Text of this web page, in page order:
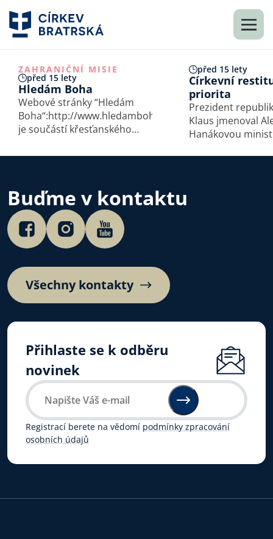
ZAHRANIČNÍ MISIE
před 15 lety
Hledám Boha
Webové stránky “Hledám
Boha“:http://www.hledamboha.cz
je součástí křesťanského
jehož cílem je zasáhnout lidi
Projekt funguje ve více než
20 zemích a je dostupný…
před 15 lety
Církevní
priorita
Prezident
Klaus jmenoval
Hanákovou
Buďme v kontaktu
Všechny kontakty
Přihlaste se k odběru
novinek
Registrací berete na vědomí podmínky zpracování
osobních údajů